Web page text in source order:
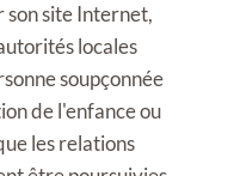
son site Internet,
locales
soupçonnée
de l'enfance ou
les relations